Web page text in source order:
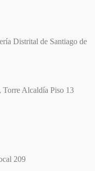
Distrital de Santiago de
Alcaldía Piso 13
209